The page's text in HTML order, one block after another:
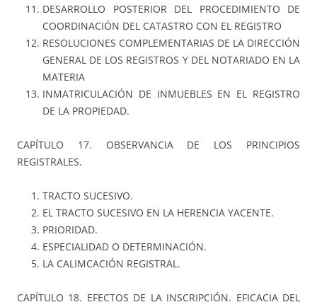
DESARROLLO POSTERIOR DEL PROCEDIMIENTO DE
COORDINACIÓN DEL CATASTRO CON EL REGISTRO
RESOLUCIONES COMPLEMENTARIAS DE LA DIRECCIÓN
GENERAL DE LOS REGISTROS Y DEL NOTARIADO EN LA
MATERIA
INMATRICULACIÓN DE INMUEBLES EN EL REGISTRO
DE LA PROPIEDAD.
CAPÍTULO 17. OBSERVANCIA DE LOS PRINCIPIOS
REGISTRALES.
TRACTO SUCESIVO.
EL TRACTO SUCESIVO EN LA HERENCIA YACENTE.
PRIORIDAD.
ESPECIALIDAD O DETERMINACIÓN.
LA CALIMCACIÓN REGISTRAL.
CAPÍTULO 18. EFECTOS DE LA INSCRIPCIÓN. EFICACIA DEL